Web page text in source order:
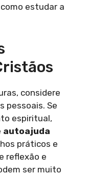
estudar a
considere
pessoais. Se
espiritual,
autoajuda
práticos e
reflexão e
ser muito